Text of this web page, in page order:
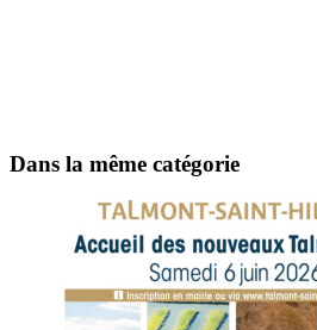
Dans la même catégorie